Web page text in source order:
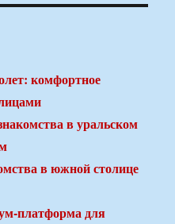
комфортное
в уральском
в южной столице
платформа для